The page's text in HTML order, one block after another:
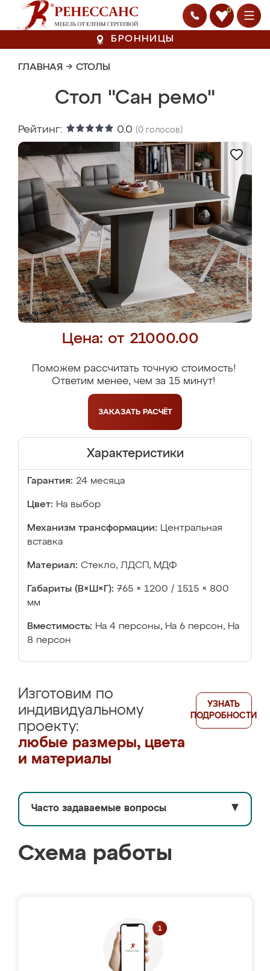
0
БРОННИЦЫ
ГЛАВНАЯ → СТОЛЫ
Стол "Сан ремо"
Рейтинг: 0.0 (0 голосов)
Цена: от 21000.00
Поможем рассчитать точную стоимость!
Ответим менее, чем за 15 минут!
ЗАКАЗАТЬ РАСЧЁТ
Характеристики
Гарантия: 24 месяца
Цвет: На выбор
Механизм трансформации: Центральная
вставка
Материал: Стекло, ЛДСП, МДФ
Габариты (В×Ш×Г): 765 × 1200 / 1515 × 800
мм
Вместимость: На 4 персоны, На 6 персон, На
8 персон
Изготовим по
индивидуальному
проекту:
любые размеры, цвета
и материалы
УЗНАТЬ
ПОДРОБНОСТИ
Часто задаваемые вопросы ▼
Схема работы